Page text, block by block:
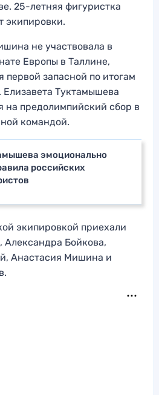
25-летняя фигуристка
экипировки.
не участвовала в
Европы в Таллине,
первой запасной по итогам
Туктамышева
на предолимпийский сбор в
командой.
эмоционально
российских
экипировкой приехали
Александра Бойкова,
Анастасия Мишина и